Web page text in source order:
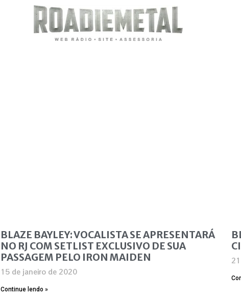
BLAZE BAYLEY: VOCALISTA SE APRESENTARÁ
NO RJ COM SETLIST EXCLUSIVO DE SUA
PASSAGEM PELO IRON MAIDEN
15 de janeiro de 2020
Continue lendo »